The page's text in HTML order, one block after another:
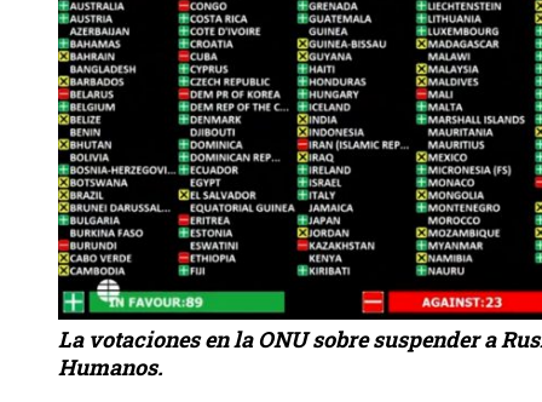
La votaciones en la ONU sobre suspender a
Humanos.